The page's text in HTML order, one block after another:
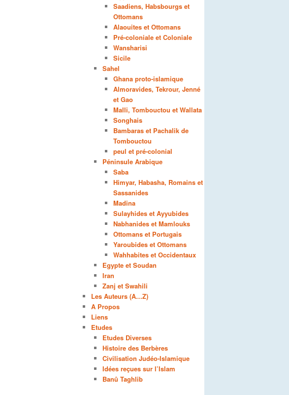
Saadiens, Habsbourgs et
Ottomans
Alaouites et Ottomans
Pré-coloniale et Coloniale
Wansharisi
Sicile
Sahel
Ghana proto-islamique
Almoravides, Tekrour, Jenné
et Gao
Malli, Tombouctou et Wallata
Songhais
Bambaras et Pachalik de
Tombouctou
peul et pré-colonial
Péninsule Arabique
Saba
Himyar, Habasha, Romains et
Sassanides
Madina
Sulayhides et Ayyubides
Nabhanides et Mamlouks
Ottomans et Portugais
Yaroubides et Ottomans
Wahhabites et Occidentaux
Egypte et Soudan
Iran
Zanj et Swahili
Les Auteurs (A…Z)
A Propos
Liens
Etudes
Etudes Diverses
Histoire des Berbères
Civilisation Judéo-Islamique
Idées reçues sur l’Islam
Banû Taghlib